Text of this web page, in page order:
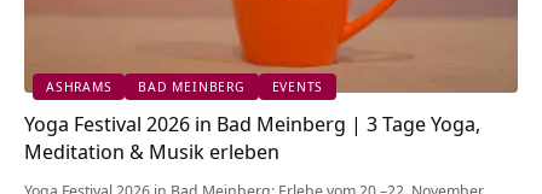
ASHRAMS BAD MEINBERG EVENTS
Yoga Festival 2026 in Bad Meinberg | 3 Tage Yoga,
Meditation & Musik erleben